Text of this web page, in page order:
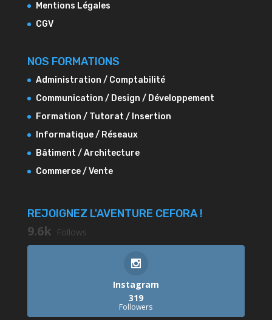
Mentions Légales
CGV
NOS FORMATIONS
Administration / Comptabilité
Communication / Design / Développement
Formation / Tutorat / Insertion
Informatique / Réseaux
Bâtiment / Architecture
Commerce / Vente
REJOIGNEZ L'AVENTURE CEFORA !
9.6k Follows
Instagram
319
Followers